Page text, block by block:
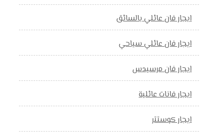
ايجار فان عائلي بالسائق
ايجار فان عائلي سياحي
ايجار فان مرسيدس
ايجار فانات عائلية
ايجار كوستتر